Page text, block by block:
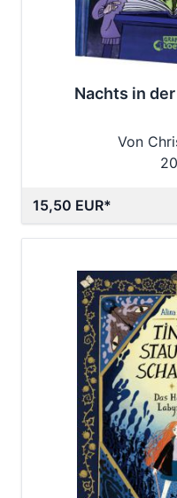
Nachts in
Von
15,50 EUR